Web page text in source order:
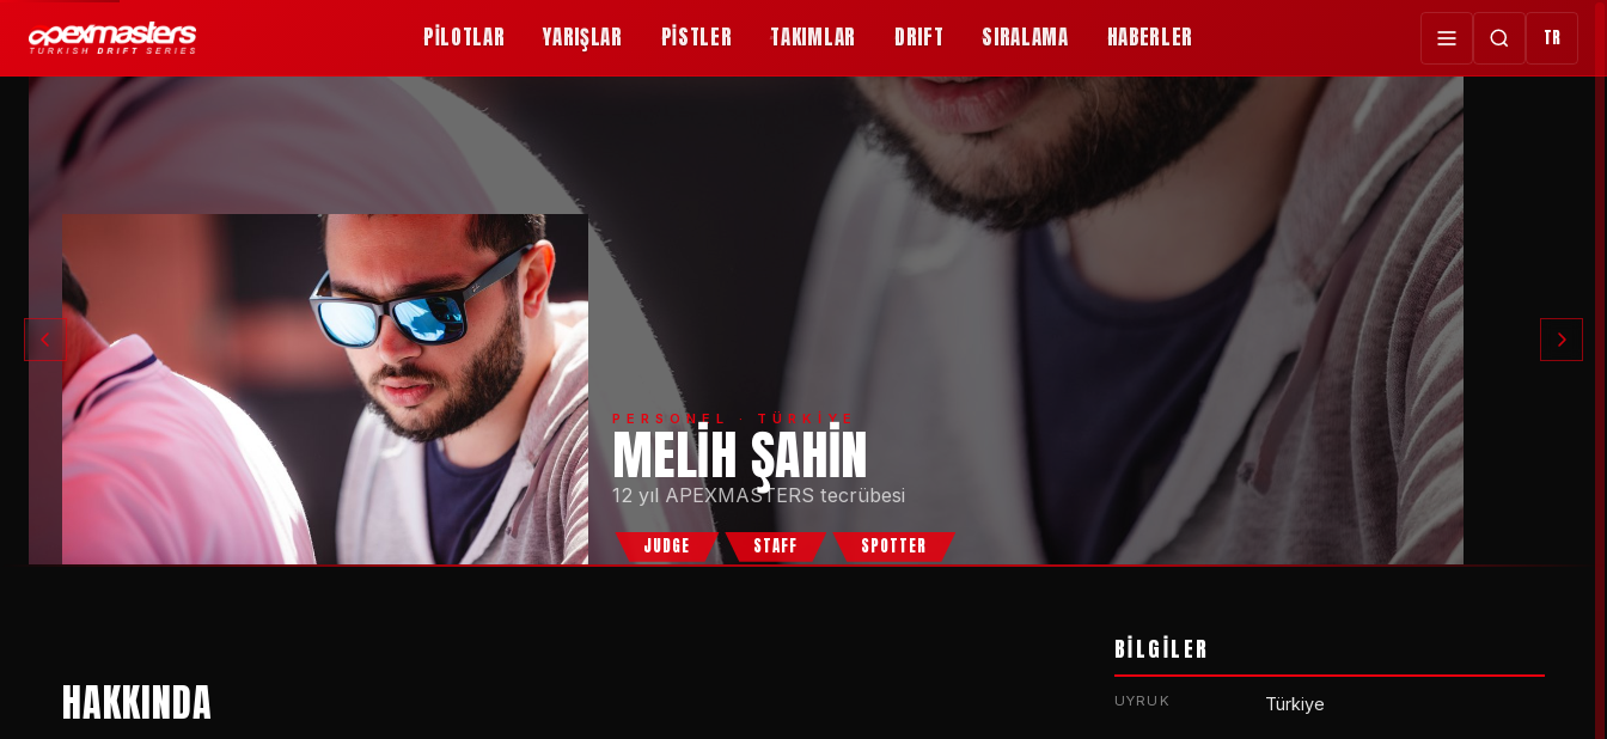
PİLOTLAR YARIŞLAR PİSTLER TAKIMLAR DRIFT SIRALAMA HABERLER TR
PERSONEL · TÜRKİYE
MELIH ŞAHIN
12 yıl APEXMASTERS tecrübesi
JUDGE STAFF SPOTTER
HAKKINDA
BİLGİLER
UYRUK Türkiye